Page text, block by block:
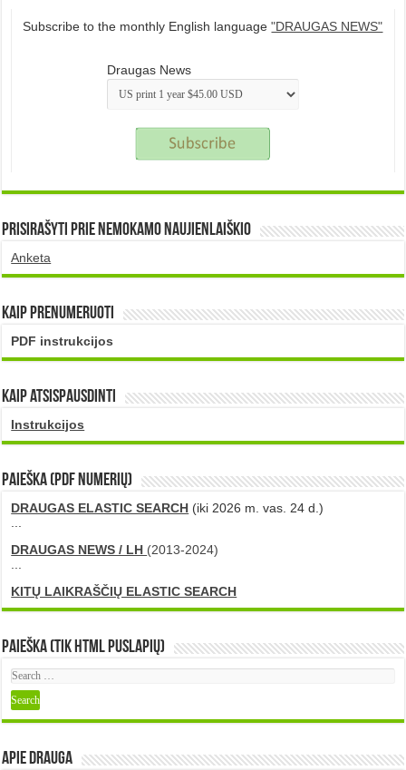
Subscribe to the monthly English language"DRAUGAS NEWS"
Draugas News
Prisirašyti prie nemokamo naujienlaiškio
Anketa
Kaip prenumeruoti
PDF instrukcijos
Kaip atsispausdinti
Instrukcijos
PAIEŠKA (PDF numerių)
DRAUGAS ELASTIC SEARCH (iki 2026 m. vas. 24 d.)
DRAUGAS NEWS / LH (2013-2024)
KITŲ LAIKRAŠČIŲ ELASTIC SEARCH
Paieška (tik HTML puslapių)
Apie DRAUGA